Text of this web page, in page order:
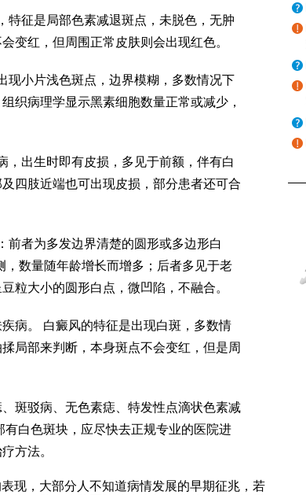
特征是局部色素减退斑点，未脱色，无肿
变红，但周围正常皮肤则会出现红色。
现小片浅色斑点，边界模糊，多数情况下
织病理学显示黑素细胞数量正常或减少，
，出生时即有皮损，多见于前额，伴有白
四肢近端也可出现皮损，部分患者还可合
前者为多发边界清楚的圆形或多边形白
数量随年龄增长而增多；后者多见于老
粒大小的圆形白点，微凹陷，不融合。
病。 白癜风的特征是出现白斑，多数情
局部来判断，本身斑点不会变红，但是周
斑驳病、无色素痣、特发性点滴状色素减
白色斑块，应尽快去正规专业的医院进
方法。
现，大部分人不知道病情发展的早期征兆，若